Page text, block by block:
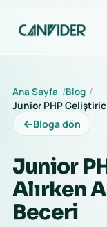
Ana Sayfa
Blog
Junior PHP
←Bloga dön
Junior
Alırken
Beceri